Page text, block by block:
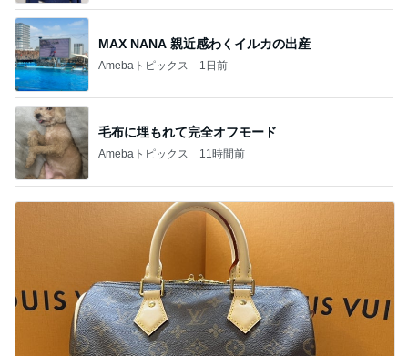
MAX NANA 親近感わくイルカの出産
Amebaトピックス 1日前
毛布に埋もれて完全オフモード
Amebaトピックス 11時間前